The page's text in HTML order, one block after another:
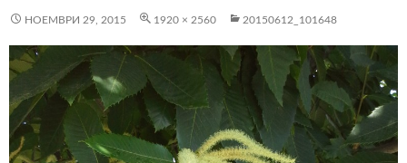
НОЕМВРИ 29, 2015 1920 × 2560 20150612_101648